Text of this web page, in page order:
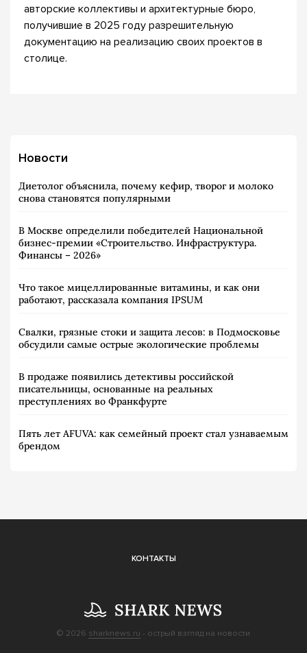
авторские коллективы и архитектурные бюро,
получившие в 2025 году разрешительную
документацию на реализацию своих проектов в
столице.
Новости
Диетолог объяснила, почему кефир, творог и молоко
снова становятся популярными
В Москве определили победителей Национальной
бизнес-премии «Строительство. Инфраструктура.
Финансы – 2026»
Что такое мицеллированные витамины, и как они
работают, рассказала компания IPSUM
Свалки, грязные стоки и защита лесов: в Подмосковье
обсудили самые острые экологические проблемы
В продаже появились детективы российской
писательницы, основанные на реальных
преступлениях во Франкфурте
Пять лет AFUVA: как семейный проект стал узнаваемым
брендом
КОНТАКТЫ
© 2026 sharknews.ru - острый взгляд на новости